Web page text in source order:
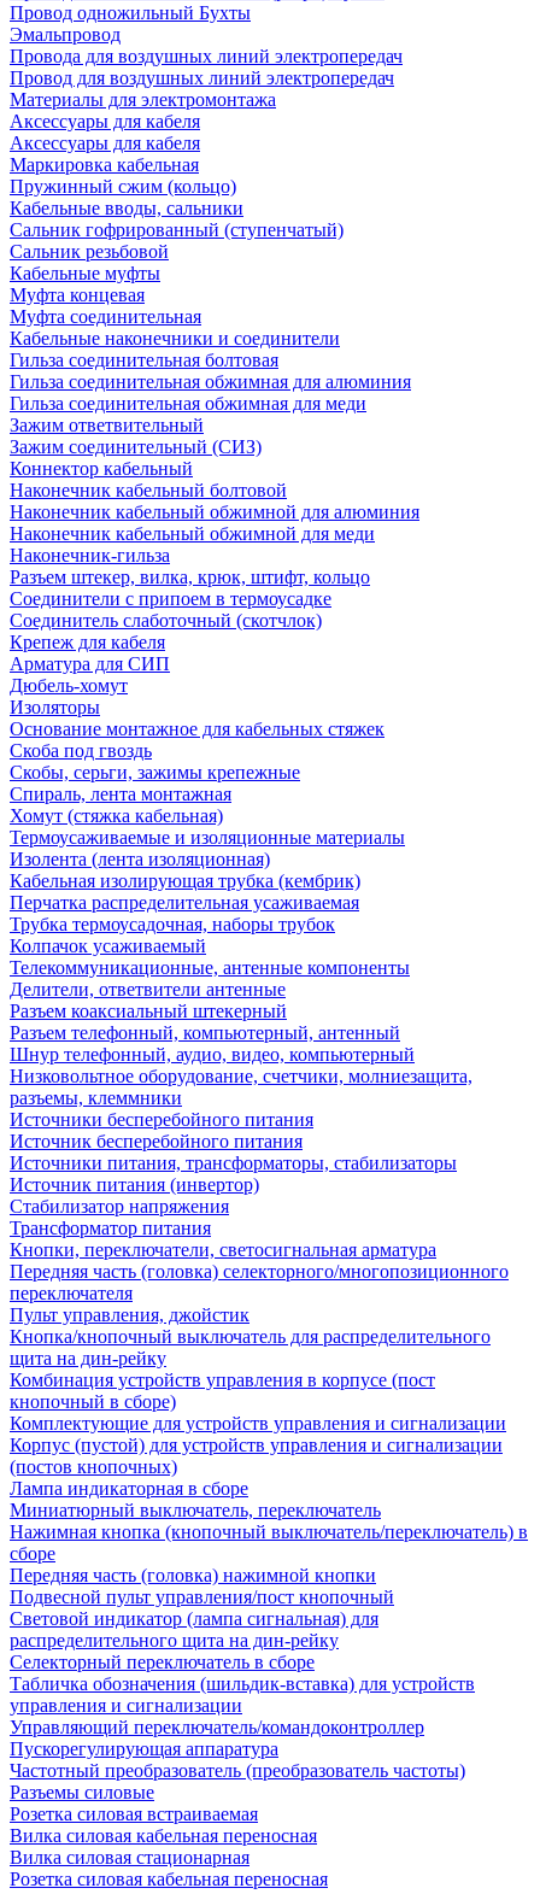
Провод одножильный Бухты
Эмальпровод
Провода для воздушных линий электропередач
Провод для воздушных линий электропередач
Материалы для электромонтажа
Аксессуары для кабеля
Аксессуары для кабеля
Маркировка кабельная
Пружинный сжим (кольцо)
Кабельные вводы, сальники
Сальник гофрированный (ступенчатый)
Сальник резьбовой
Кабельные муфты
Муфта концевая
Муфта соединительная
Кабельные наконечники и соединители
Гильза соединительная болтовая
Гильза соединительная обжимная для алюминия
Гильза соединительная обжимная для меди
Зажим ответвительный
Зажим соединительный (СИЗ)
Коннектор кабельный
Наконечник кабельный болтовой
Наконечник кабельный обжимной для алюминия
Наконечник кабельный обжимной для меди
Наконечник-гильза
Разъем штекер, вилка, крюк, штифт, кольцо
Соединители с припоем в термоусадке
Соединитель слаботочный (скотчлок)
Крепеж для кабеля
Арматура для СИП
Дюбель-хомут
Изоляторы
Основание монтажное для кабельных стяжек
Скоба под гвоздь
Скобы, серьги, зажимы крепежные
Спираль, лента монтажная
Хомут (стяжка кабельная)
Термоусаживаемые и изоляционные материалы
Изолента (лента изоляционная)
Кабельная изолирующая трубка (кембрик)
Перчатка распределительная усаживаемая
Трубка термоусадочная, наборы трубок
Колпачок усаживаемый
Телекоммуникационные, антенные компоненты
Делители, ответвители антенные
Разъем коаксиальный штекерный
Разъем телефонный, компьютерный, антенный
Шнур телефонный, аудио, видео, компьютерный
Низковольтное оборудование, счетчики, молниезащита,
разъемы, клеммники
Источники бесперебойного питания
Источник бесперебойного питания
Источники питания, трансформаторы, стабилизаторы
Источник питания (инвертор)
Стабилизатор напряжения
Трансформатор питания
Кнопки, переключатели, светосигнальная арматура
Передняя часть (головка) селекторного/многопозиционного
переключателя
Пульт управления, джойстик
Кнопка/кнопочный выключатель для распределительного
щита на дин-рейку
Комбинация устройств управления в корпусе (пост
кнопочный в сборе)
Комплектующие для устройств управления и сигнализации
Корпус (пустой) для устройств управления и сигнализации
(постов кнопочных)
Лампа индикаторная в сборе
Миниатюрный выключатель, переключатель
Нажимная кнопка (кнопочный выключатель/переключатель) в
сборе
Передняя часть (головка) нажимной кнопки
Подвесной пульт управления/пост кнопочный
Световой индикатор (лампа сигнальная) для
распределительного щита на дин-рейку
Селекторный переключатель в сборе
Табличка обозначения (шильдик-вставка) для устройств
управления и сигнализации
Управляющий переключатель/командоконтроллер
Пускорегулирующая аппаратура
Частотный преобразователь (преобразователь частоты)
Разъемы силовые
Розетка силовая встраиваемая
Вилка силовая кабельная переносная
Вилка силовая стационарная
Розетка силовая кабельная переносная